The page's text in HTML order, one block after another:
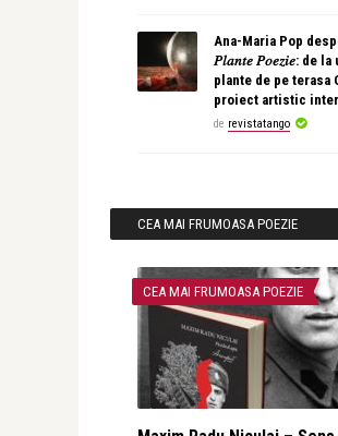
Ana-Maria Pop
𝑃𝑙𝑎𝑛𝑡𝑒 𝑃𝑜𝑒𝑧𝑖𝑒: de
plante de pe terasa
proiect artistic
de revistatango
CEA MAI FRUMOASA POEZIE
CEA MAI FRUMOASA POEZIE